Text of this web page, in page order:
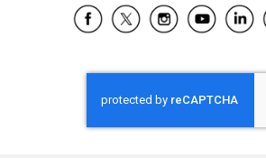
Samsung El Salvador
Samsung Honduras
Samsung Nicaragua
Samsung Panamá